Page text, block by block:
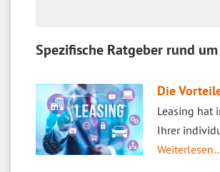
Spezifische Ratgeber rund
Die
Leasing hat
Ihrer